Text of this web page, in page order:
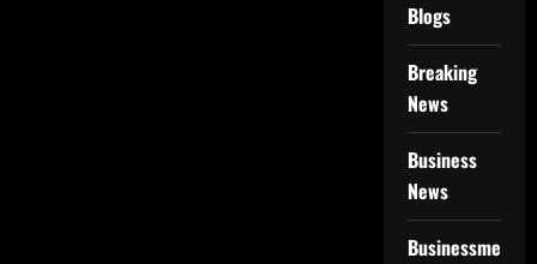
Blogs
Breaking
News
Business
News
Businessmen